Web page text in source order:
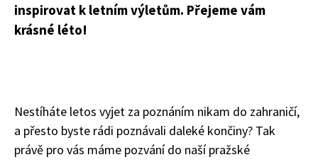
inspirovat k letním výletům. Přejeme vám
krásné léto!
Nestíháte letos vyjet za poznáním nikam do zahraničí,
a přesto byste rádi poznávali daleké končiny? Tak
právě pro vás máme pozvání do naší pražské